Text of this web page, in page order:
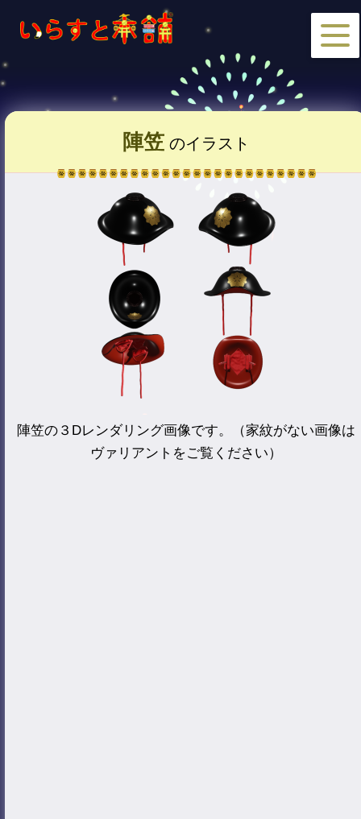
陣笠 のイラスト
陣笠の３Dレンダリング画像です。（家紋がない画像は
ヴァリアントをご覧ください）